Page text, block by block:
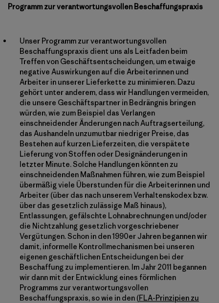
Programm zur verantwortungsvollen Beschaffungspraxis
Unser Programm zur verantwortungsvollen
Beschaffungspraxis dient uns als Leitfaden beim
Treffen von Geschäftsentscheidungen, um etwaige
negative Auswirkungen auf die Arbeiterinnen und
Arbeiter in unserer Lieferkette zu minimieren. Dazu
gehört unter anderem, dass wir Handlungen vermeiden,
die unsere Geschäftspartner in Bedrängnis bringen
würden, wie zum Beispiel das Verlangen
einschneidender Änderungen nach Auftragserteilung,
das Aushandeln unzumutbar niedriger Preise, das
Bestehen auf kurzen Lieferzeiten, die verspätete
Lieferung von Stoffen oder Designänderungen in
letzter Minute. Solche Handlungen könnten zu
einschneidenden Maßnahmen führen, wie zum Beispiel
übermäßig viele Überstunden für die Arbeiterinnen und
Arbeiter (über das nach unserem Verhaltenskodex bzw.
über das gesetzlich zulässige Maß hinaus),
Entlassungen, gefälschte Lohnabrechnungen und/oder
die Nichtzahlung gesetzlich vorgeschriebener
Vergütungen. Schon in den 1990er Jahren begannen wir
damit, informelle Kontrollmechanismen bei unseren
eigenen geschäftlichen Entscheidungen bei der
Beschaffung zu implementieren. Im Jahr 2011 begannen
wir dann mit der Entwicklung eines förmlichen
Programms zur verantwortungsvollen
Beschaffungspraxis, so wie in den (FLA-Prinzipien zu